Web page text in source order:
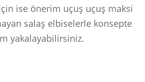
ise önerim uçuş uçuş maksi
salaş elbiselerle konsepte
yakalayabilirsiniz.